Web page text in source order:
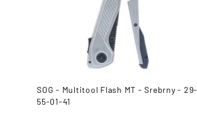
SOG - Multitool Flash MT - Srebrny - 29-
55-01-41